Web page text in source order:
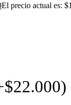
El precio actual es:
$22.000)